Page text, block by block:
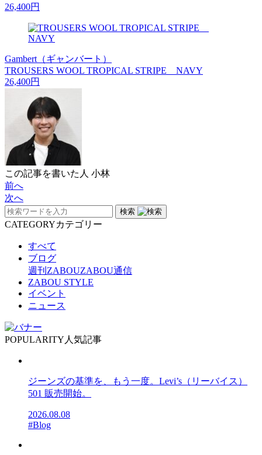
26,400円
Gambert（ギャンバート）
TROUSERS WOOL TROPICAL STRIPE NAVY
26,400円
この記事を書いた人 小林
前へ
次へ
検索
CATEGORYカテゴリー
すべて
ブログ
週刊ZABOUZABOU通信
ZABOU STYLE
イベント
ニュース
POPULARITY人気記事
ジーンズの基準を、もう一度。Levi’s（リーバイス）
501 販売開始。
2026.08.08
#Blog